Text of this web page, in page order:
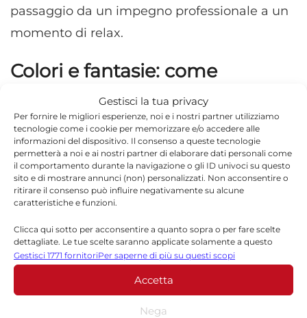
Gestisci la tua privacy
Per fornire le migliori esperienze, noi e i nostri partner utilizziamo
tecnologie come i cookie per memorizzare e/o accedere alle
informazioni del dispositivo. Il consenso a queste tecnologie
permetterà a noi e ai nostri partner di elaborare dati personali come
il comportamento durante la navigazione o gli ID univoci su questo
sito e di mostrare annunci (non) personalizzati. Non acconsentire o
ritirare il consenso può influire negativamente su alcune
caratteristiche e funzioni.
Clicca qui sotto per acconsentire a quanto sopra o per fare scelte
dettagliate. Le tue scelte saranno applicate solamente a questo
sito. È possibile modificare le impostazioni in qualsiasi momento,
compreso il ritiro del consenso, utilizzando i pulsanti della Cookie
Policy o cliccando sul pulsante di gestione del consenso nella parte
inferiore dello schermo.
Gestisci 1771 fornitoriPer saperne di più su questi scopi
Accetta
Nega
passaggio da un impegno professionale a un
momento di relax.
Colori e fantasie: come
scegliere la palette estiva
I colori rivestono un ruolo fondamentale nella
percezione del calore e nell’impatto visivo
dell’abbigliamento estivo. Le tonalità chiare,
come il bianco, il beige, il celeste e il rosa
mantenere la temperatura corporea più bassa
rispetto ai colori scuri. Le fantasie floreali,
geometriche o a righe sottili aggiungono un
tocco di freschezza e vivacità senza risultare